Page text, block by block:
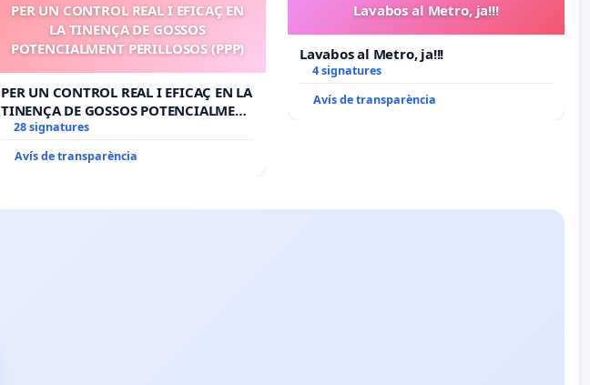
PER UN CONTROL REAL I EFICAÇ EN
LA TINENÇA DE GOSSOS
POTENCIALMENT PERILLOSOS (PPP)
PER UN CONTROL REAL I EFICAÇ EN LA
TINENÇA DE GOSSOS POTENCIALMENT
PERILLOSOS (PPP)
28 signatures
Avís de transparència
Lavabos al Metro, ja!!!
Lavabos al Metro, ja!!!
4 signatures
Avís de transparència